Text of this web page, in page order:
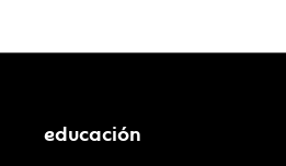
educación